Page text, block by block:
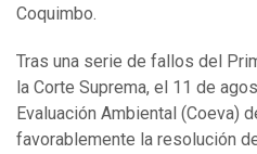
Coquimbo.
Tras una serie de fallos del
la Corte Suprema, el 11 de
Evaluación Ambiental (Coeva)
favorablemente la resolución